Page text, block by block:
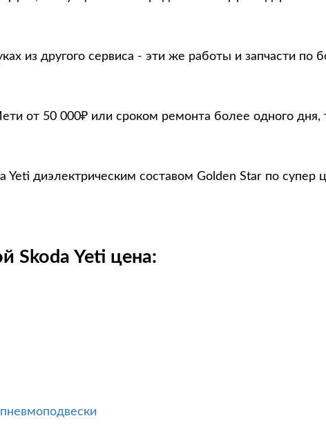
из другого сервиса - эти же работы и запчасти по
от 50 000₽ или сроком ремонта более одного дня,
Yeti диэлектрическим составом Golden Star по супер
Skoda Yeti цена: